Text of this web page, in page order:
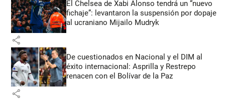
El Chelsea de Xabi Alonso tendrá un “nuevo
fichaje”: levantaron la suspensión por dopaje
al ucraniano Mijailo Mudryk
share
De cuestionados en Nacional y el DIM al
éxito internacional: Asprilla y Restrepo
renacen con el Bolívar de la Paz
share